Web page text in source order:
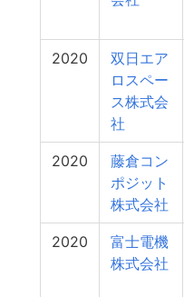
2020
双日エア
ロスペー
ス株式会
社
2020
藤倉コン
ポジット
株式会社
2020
富士電機
株式会社